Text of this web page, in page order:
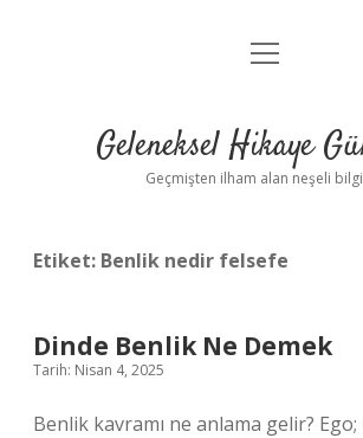
Anasayfa
Yasal Uyarı
menüyü
Geleneksel Hikaye
Geçmişten ilham alan neşeli
Etiket: Benlik nedir felsefe
Dinde Benlik Ne Demek
Tarih: Nisan 4, 2025
Benlik kavramı ne anlama gelir?